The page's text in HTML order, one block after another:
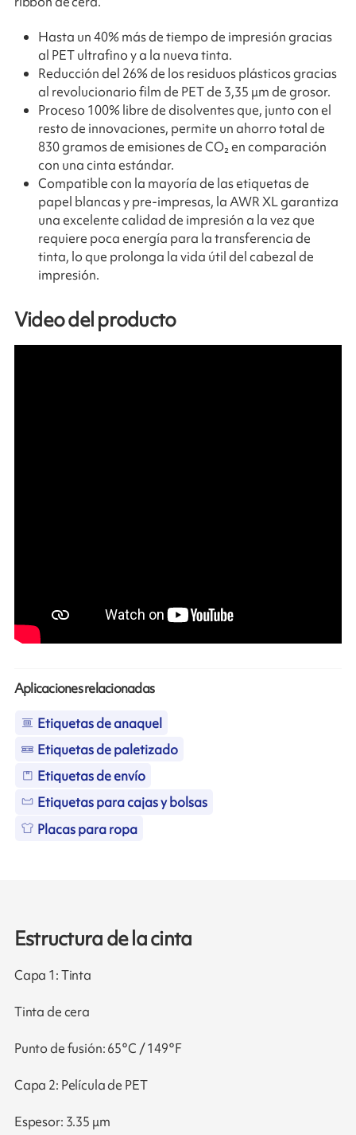
Hasta un 40% más de tiempo de impresión gracias
al PET ultrafino y a la nueva tinta.
Reducción del 26% de los residuos plásticos gracias
al revolucionario film de PET de 3,35 μm de grosor.
Proceso 100% libre de disolventes que, junto con el
resto de innovaciones, permite un ahorro total de
830 gramos de emisiones de CO₂ en comparación
con una cinta estándar.
Compatible con la mayoría de las etiquetas de
papel blancas y pre-impresas, la AWR XL garantiza
una excelente calidad de impresión a la vez que
requiere poca energía para la transferencia de
tinta, lo que prolonga la vida útil del cabezal de
impresión.
Video del producto
Aplicaciones relacionadas
Etiquetas de anaquel
Etiquetas de paletizado
Etiquetas de envío
Etiquetas para cajas y bolsas
Placas para ropa
Estructura de la cinta
Capa 1: Tinta
Tinta de cera
Punto de fusión: 65°C / 149°F
Capa 2: Película de PET
Espesor: 3.35 μm